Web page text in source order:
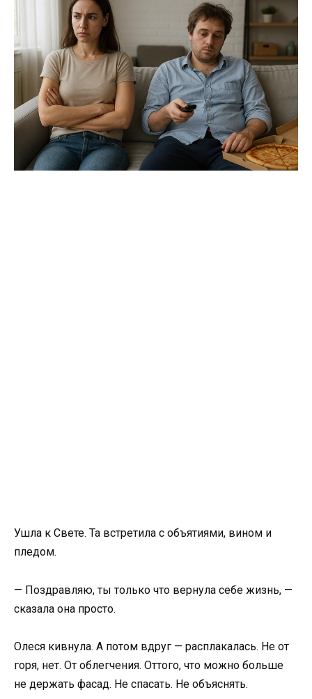
Ушла к Свете. Та встретила с объятиями, вином и
пледом.
— Поздравляю, ты только что вернула себе жизнь, —
сказала она просто.
Олеся кивнула. А потом вдруг — расплакалась. Не от
горя, нет. От облегчения. Оттого, что можно больше
не держать фасад. Не спасать. Не объяснять.